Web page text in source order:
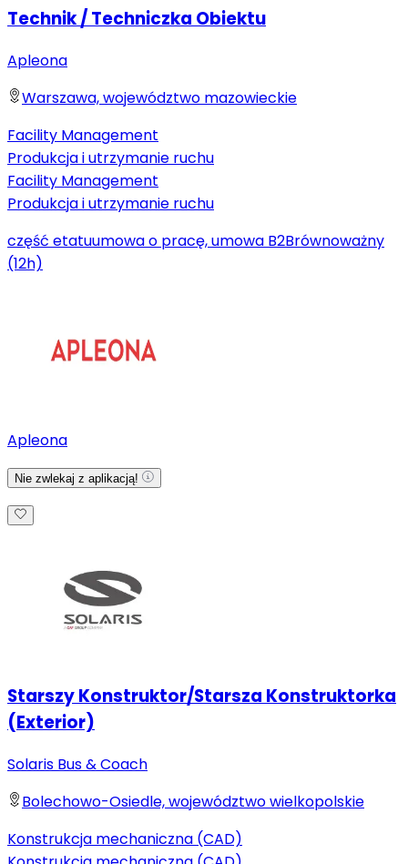
Technik / Techniczka Obiektu
Apleona
Warszawa, województwo mazowieckie
Facility Management
Produkcja i utrzymanie ruchu
Facility Management
Produkcja i utrzymanie ruchu
część etatuumowa o pracę, umowa B2Brównoważny
(12h)
Apleona
Nie zwlekaj z aplikacją!
Starszy Konstruktor/Starsza Konstruktorka
(Exterior)
Solaris Bus & Coach
Bolechowo-Osiedle, województwo wielkopolskie
Konstrukcja mechaniczna (CAD)